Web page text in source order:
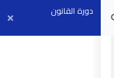
Arab Center
دورة القانون
والعقود المتقدمة